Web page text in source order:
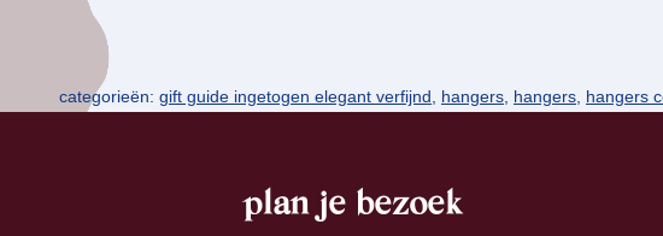
categorieën: gift guide ingetogen elegant verfijnd hangers hangers hangers
plan je bezoek